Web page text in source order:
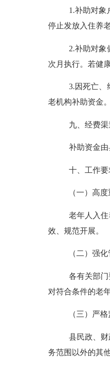
1.补助对象
停止发放入住养
2.补助对
次月执行。若健
3.因死亡、
老机构补助资金。
九、经费渠
补助资金
十、工作要
（一）高
老年人入
效、规范开展。
（二）强
各有关部
对符合条件的老
（三）严
县民政、
务范围以外的其